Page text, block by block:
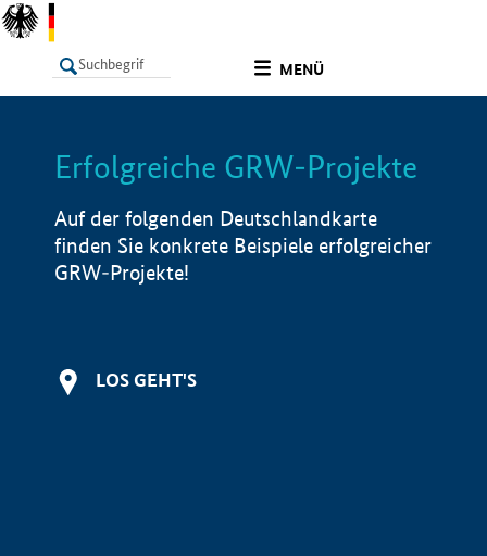
MENÜ
LISTE Info
Erfolgreiche GRW-Projekte
Auf der folgenden Deutschlandkarte
finden Sie konkrete Beispiele erfolgreicher
GRW-Projekte!
LOS GEHT'S